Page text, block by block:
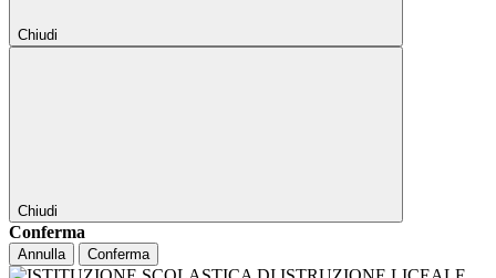
Chiudi
Chiudi
Conferma
Annulla Conferma